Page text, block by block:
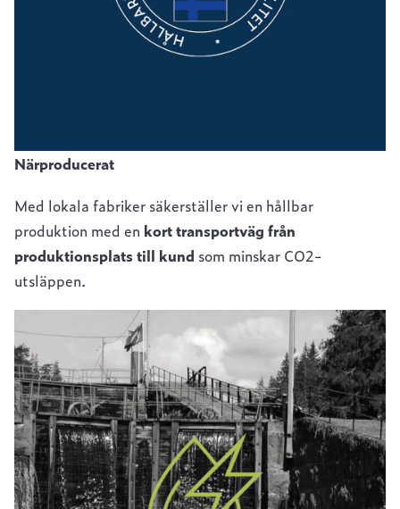
Närproducerat
Med lokala fabriker säkerställer vi en hållbar
produktion med en kort transportväg från
produktionsplats till kund som minskar CO2-
utsläppen.